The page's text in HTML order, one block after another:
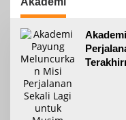
Kemenangan Idul
1447 H